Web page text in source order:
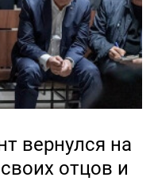
вернулся на
отцов и